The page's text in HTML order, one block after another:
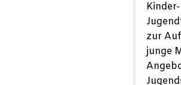
zur
junge